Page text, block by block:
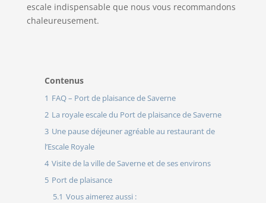
escale indispensable que nous vous recommandons
chaleureusement.
Contenus
1 FAQ – Port de plaisance de Saverne
2 La royale escale du Port de plaisance de Saverne
3 Une pause déjeuner agréable au restaurant de
l’Escale Royale
4 Visite de la ville de Saverne et de ses environs
5 Port de plaisance
5.1 Vous aimerez aussi :